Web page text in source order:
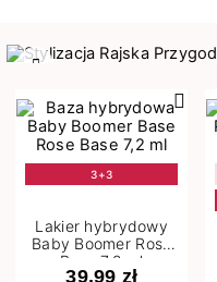
3+3
Lakier hybrydowy
Baby Boomer Rose
Base 7,2 ml
39,99 zł